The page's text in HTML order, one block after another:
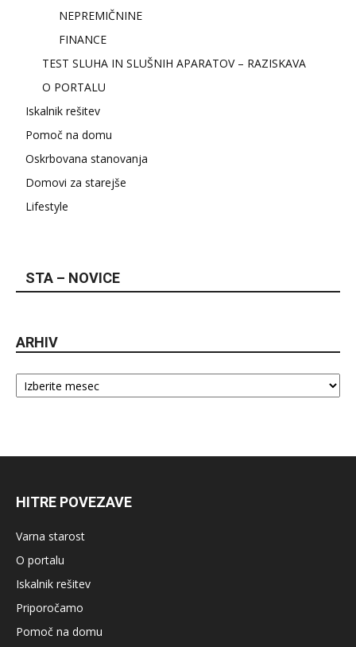
NEPREMIČNINE
FINANCE
TEST SLUHA IN SLUŠNIH APARATOV – RAZISKAVA
O PORTALU
Iskalnik rešitev
Pomoč na domu
Oskrbovana stanovanja
Domovi za starejše
Lifestyle
STA – NOVICE
ARHIV
Arhiv
HITRE POVEZAVE
Varna starost
O portalu
Iskalnik rešitev
Priporočamo
Pomoč na domu